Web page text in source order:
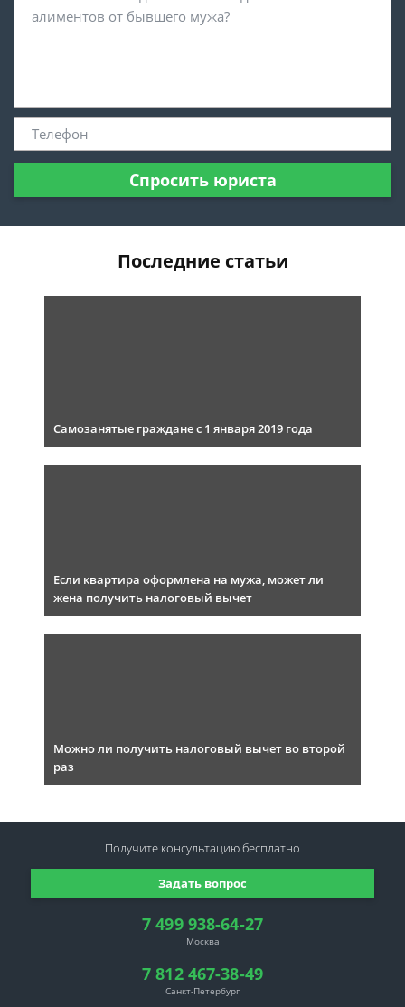
Спросить юриста
Последние статьи
Самозанятые граждане с 1 января 2019 года
Если квартира оформлена на мужа, может ли
жена получить налоговый вычет
Можно ли получить налоговый вычет во второй
раз
7 499 938-64-27
Москва
7 812 467-38-49
Санкт-Петербург
Задать вопрос
Получите консультациюбесплатно